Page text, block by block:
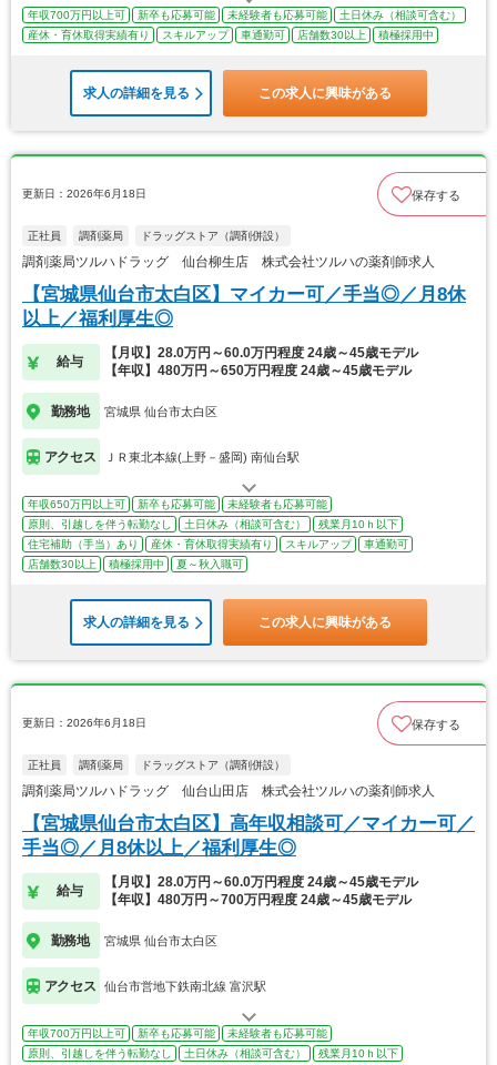
年収700万円以上可 新卒も応募可能 未経験者も応募可能
土日休み（相談可含む）
産休・育休取得実績有り
スキルアップ 車通勤可 店舗数30以上 積極採用中
求人の詳細を見る この求人に興味がある
更新日：2026年6月18日 保存する
正社員 調剤薬局 ドラッグストア（調剤併設）
調剤薬局ツルハドラッグ 仙台柳生店 株式会社ツルハの薬剤師求人
【宮城県仙台市太白区】マイカー可／手当◎／月8休
以上／福利厚生◎
給与
【月収】28.0万円～60.0万円程度 24歳～45歳モデル
【年収】480万円～650万円程度 24歳～45歳モデル
勤務地 宮城県 仙台市太白区
アクセス ＪＲ東北本線(上野－盛岡) 南仙台駅
年収650万円以上可 新卒も応募可能
未経験者も応募可能
原則、引越しを伴う転勤なし
土日休み（相談可含む）
残業月10ｈ以下
住宅補助（手当）あり
産休・育休取得実績有り スキルアップ
車通勤可
店舗数30以上
積極採用中 夏～秋入職可
求人の詳細を見る この求人に興味がある
更新日：2026年6月18日 保存する
正社員 調剤薬局 ドラッグストア（調剤併設）
調剤薬局ツルハドラッグ 仙台山田店 株式会社ツルハの薬剤師求人
【宮城県仙台市太白区】高年収相談可／マイカー可／
手当◎／月8休以上／福利厚生◎
給与
【月収】28.0万円～60.0万円程度 24歳～45歳モデル
【年収】480万円～700万円程度 24歳～45歳モデル
勤務地 宮城県 仙台市太白区
アクセス 仙台市営地下鉄南北線 富沢駅
年収700万円以上可 新卒も応募可能
未経験者も応募可能
原則、引越しを伴う転勤なし
土日休み（相談可含む） 残業月10ｈ以下